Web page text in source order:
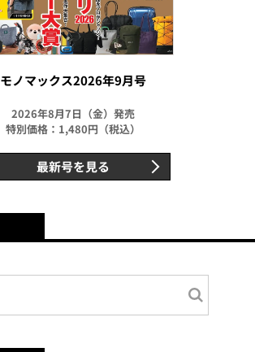
モノマックス2026年9月号
2026年8月7日（金）発売
特別価格：1,480円（税込）
最新号を見る